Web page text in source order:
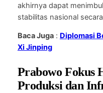
akhirnya dapat
stabilitas nasional
Baca Juga: Diplomasi
Xi Jinping
Prabowo Fokus
Produksi dan